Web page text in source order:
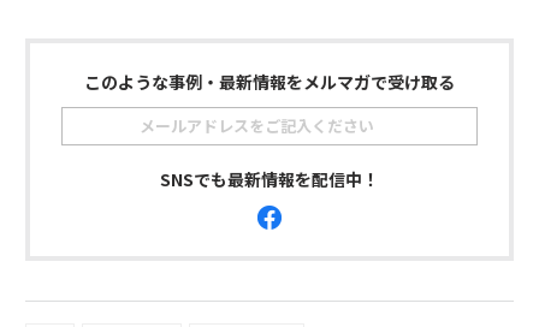
このような事例・最新情報をメルマガで受け取る
SNSでも最新情報を配信中！